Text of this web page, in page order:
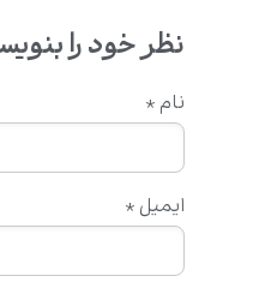
نظر خود را
نام *
ایمیل *